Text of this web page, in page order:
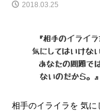
2018.03.25
相手のイライラを 気に